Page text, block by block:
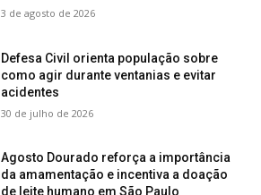
3 de agosto de 2026
Defesa Civil orienta população sobre
como agir durante ventanias e evitar
acidentes
30 de julho de 2026
Agosto Dourado reforça a importância
da amamentação e incentiva a doação
de leite humano em São Paulo